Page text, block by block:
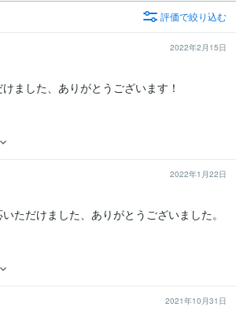
評価で絞り込む
2022年2月15日
ました、ありがとうございます！
2022年1月22日
ただけました、ありがとうございました。
2021年10月31日